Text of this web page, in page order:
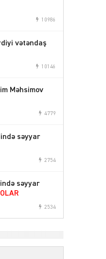
10986
vətəndaş
10146
Məhsimov
4779
səyyar
2754
səyyar
2534